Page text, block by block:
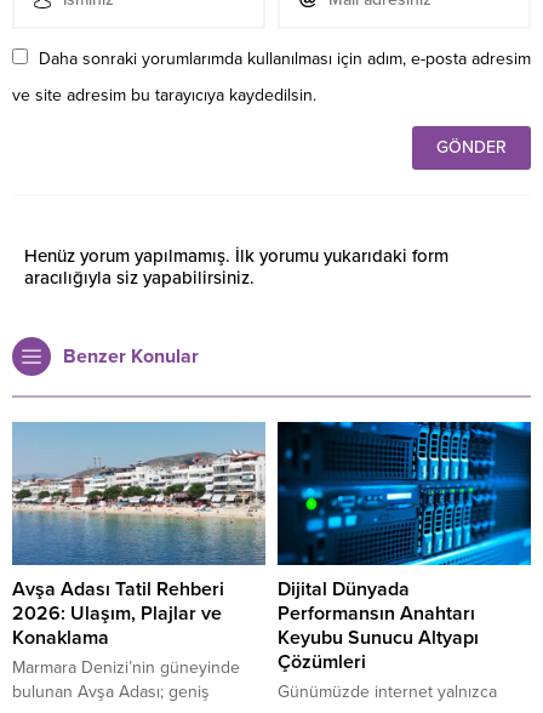
Daha sonraki yorumlarımda kullanılması için adım, e-posta adresim
ve site adresim bu tarayıcıya kaydedilsin.
Henüz yorum yapılmamış. İlk yorumu yukarıdaki form
aracılığıyla siz yapabilirsiniz.
Benzer Konular
Avşa Adası Tatil Rehberi
2026: Ulaşım, Plajlar ve
Konaklama
Marmara Denizi’nin güneyinde
bulunan Avşa Adası; geniş
Dijital Dünyada
Performansın Anahtarı
Keyubu Sunucu Altyapı
Çözümleri
Günümüzde internet yalnızca